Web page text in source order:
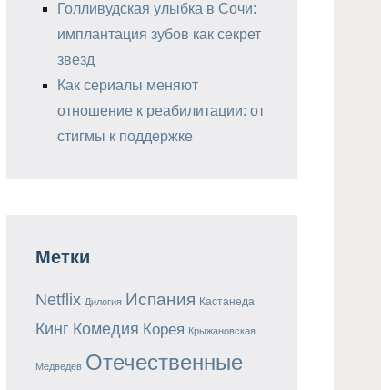
Голливудская улыбка в Сочи:
имплантация зубов как секрет
звезд
Как сериалы меняют
отношение к реабилитации: от
стигмы к поддержке
Метки
Netflix Дилогия Испания Кастанеда
Кинг Комедия Корея Крыжановская
Медведев Отечественные